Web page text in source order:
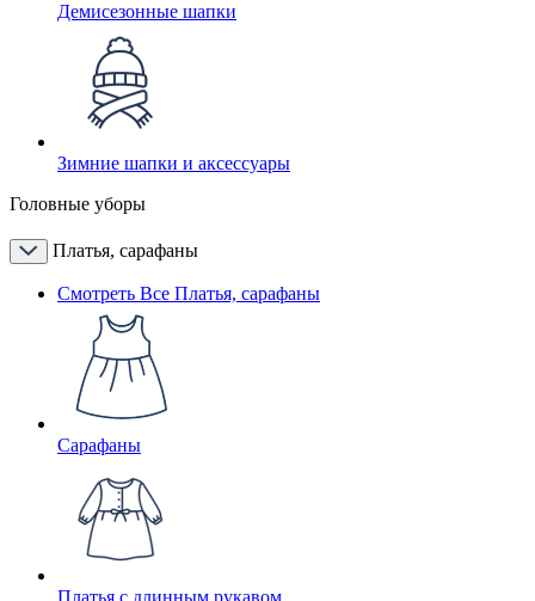
Демисезонные шапки
Зимние шапки и аксессуары
Головные уборы
Платья, сарафаны
Смотреть Все Платья, сарафаны
Сарафаны
Платья с длинным рукавом